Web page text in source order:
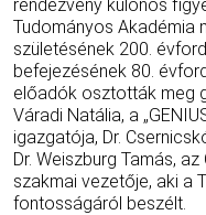
rendezvény különös
Tudományos Akadémia
születésének 200.
befejezésének 80.
előadók osztották meg
Váradi Natália, a
igazgatója, Dr.
Dr. Weiszburg Tamás,
szakmai vezetője, aki a
fontosságáról beszélt.